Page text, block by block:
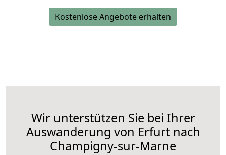
Kostenlose Angebote erhalten
Wir unterstützen Sie bei Ihrer
Auswanderung von Erfurt nach
Champigny-sur-Marne